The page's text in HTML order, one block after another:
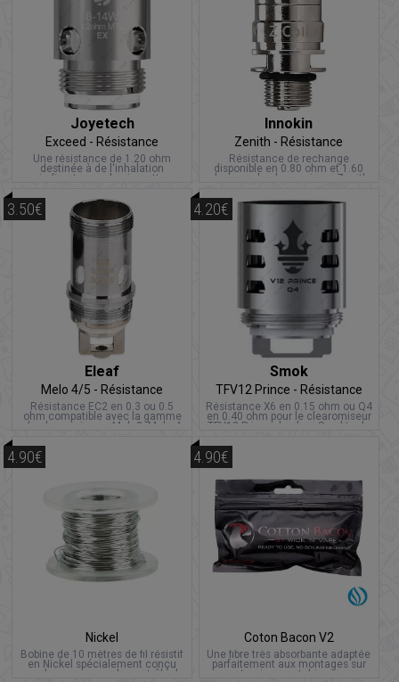
Joyetech
Exceed - Résistance
Une résistance de 1.20 ohm
destinée à de l'inhalation
indirecte pour la cigarette
Innokin
Zenith - Résistance
Résistance de rechange
disponible en 0.80 ohm et 1.60
ohm pour le clearomiseur Zenith
Eleaf
Melo 4/5 - Résistance
Résistance EC2 en 0.3 ou 0.5
ohm compatible avec la gamme
de clearomiseurs Melo3, Melo 4
3.50€
Smok
TFV12 Prince - Résistance
Résistance X6 en 0.15 ohm ou Q4
en 0.40 ohm pour le clearomiseur
TFV12 Prince de chez Smoktech.
4.20€
Nickel
Bobine de 10 mètres de fil résistif
en Nickel spécialement conçu
pour la vape en mode contrôle de
4.90€
Coton Bacon V2
Une fibre très absorbante adaptée
parfaitement aux montages sur
atomiseurs et drippers
4.90€